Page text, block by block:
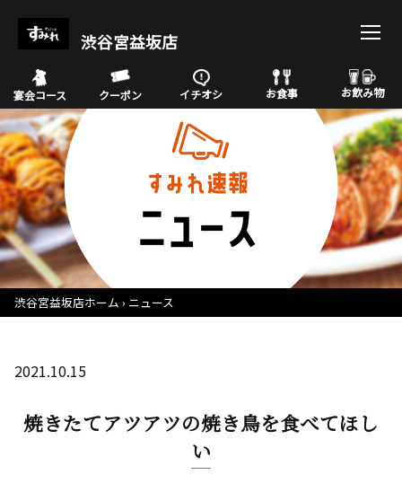
渋谷宮益坂店
宴会コース クーポン イチオシ お食事 お飲み物
渋谷宮益坂店ホーム ニュース
2021.10.15
焼きたてアツアツの焼き鳥を食べてほし
い